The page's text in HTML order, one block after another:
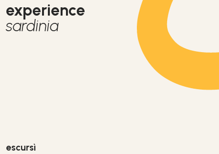
experience
sardinia
escursì